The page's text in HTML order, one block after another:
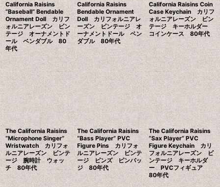
California Raisins
“Baseball” Bendable
Ornament Doll カリフ
ォルニアレーズン ビン
テージ オーナメントド
ール ベンダブル 80
年代
California Raisins
Bendable Ornament
Doll カリフォルニアレ
ーズン ビンテージ オ
ーナメントドール ベン
ダブル 80年代
California Raisins Coin
Case Keychain カリフ
ォルニアレーズン ビン
テージ キーホルダー
コインケース 80年代
The California Raisins
“Microphone Singer”
Wristwatch カリフォ
ルニアレーズン ビンテ
ージ 腕時計 ウォッ
チ 80年代
The California Raisins
“Bass Player” PVC
Figure Pins カリフォ
ルニアレーズン ビンテ
ージ ピンズ ピンバッ
ジ 80年代
The California Raisins
“Sax Player” PVC
Figure Keychain カリ
フォルニアレーズン ビ
ンテージ キーホルダ
ー PVCフィギュア
80年代